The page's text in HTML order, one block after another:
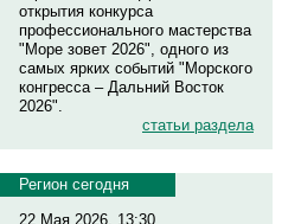
открытия конкурса
профессионального мастерства
"Море зовет 2026", одного из
самых ярких событий "Морского
конгресса – Дальний Восток
2026".
статьи раздела
Регион сегодня
22 Мая 2026, 13:30